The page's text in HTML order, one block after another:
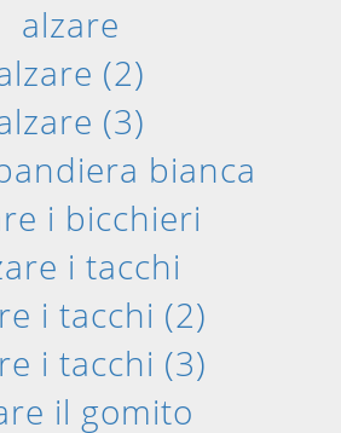
alzare
(2)
(3)
bianca
i bicchieri
i tacchi
i tacchi (2)
i tacchi (3)
il gomito